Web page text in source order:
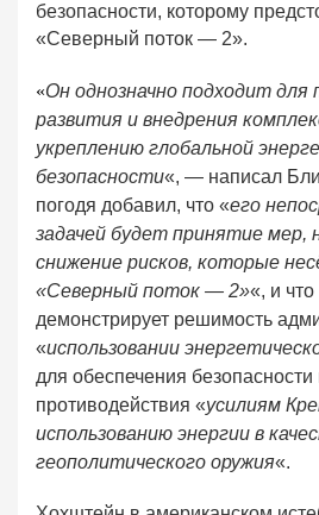
безопасности, которому
«Северный поток — 2».
«Он однозначно подходит для
развития и внедрения
укреплению глобальной
безопасности«, — написал
погодя добавил, что «его
задачей будет принятие мер,
снижение рисков, которые
«Северный поток — 2»«, и
демонстрирует решимость
«использовании
для обеспечения безопасности
противодействия «усилиям
использованию энергии в
геополитического оружия«.